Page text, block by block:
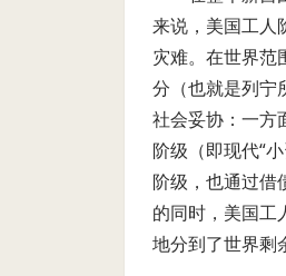
来说，美国工人
灾难。在世界范
分（也就是列宁
社会妥协：一方
阶级（即现代“
阶级，也通过借
的同时，美国工
地分到了世界剩